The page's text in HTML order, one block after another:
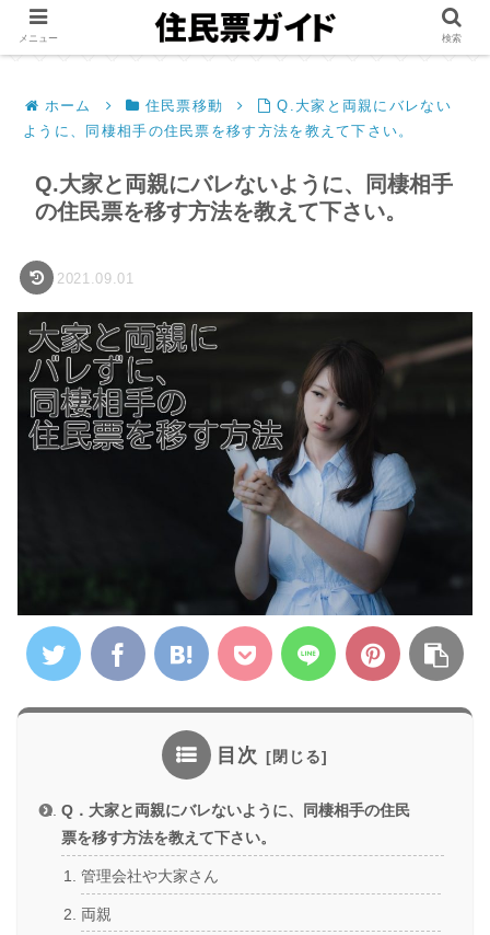
ホーム 住民票移動
Q.大家と両親にバレない
ように、同棲相手の住民票を移す方法を教えて下さい。
Q.大家と両親にバレないように、同棲相手
の住民票を移す方法を教えて下さい。
2021.09.01
目次
Q．大家と両親にバレないように、同棲相手の住民
票を移す方法を教えて下さい。
管理会社や大家さん
両親
メニュー 検索